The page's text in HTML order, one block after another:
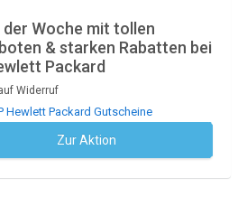
der Woche mit tollen
& starken Rabatten bei
Packard
Widerruf
Hewlett Packard Gutscheine
Zur Aktion